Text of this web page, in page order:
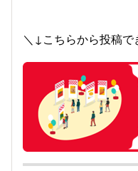
＼↓こちらから投稿で